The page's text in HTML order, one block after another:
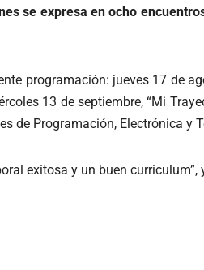
se expresa en ocho
programación: jueves 17 de
13 de septiembre, “Mi
de Programación, Electrónica y
exitosa y un buen